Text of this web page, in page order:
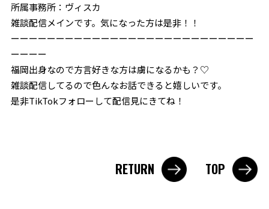
所属事務所：ヴィスカ
雑談配信メインです。気になった方は是非！！
ーーーーーーーーーーーーーーーーーーーーーーーーーーー
ーーーー
福岡出身なので方言好きな方は虜になるかも？♡
雑談配信してるので色んなお話できると嬉しいです。
是非TikTokフォローして配信見にきてね！
TOP
RETURN